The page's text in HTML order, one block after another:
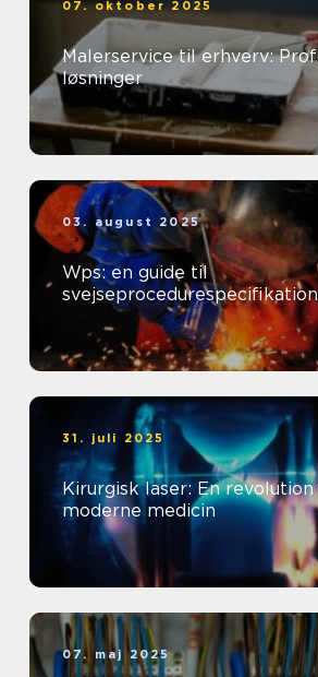
07. oktober 2025
Malerservice til erhverv:
løsninger
03. august 2025
Wps: en guide til
31. juli 2025
Kirurgisk laser: En
moderne medicin
07. maj 2025